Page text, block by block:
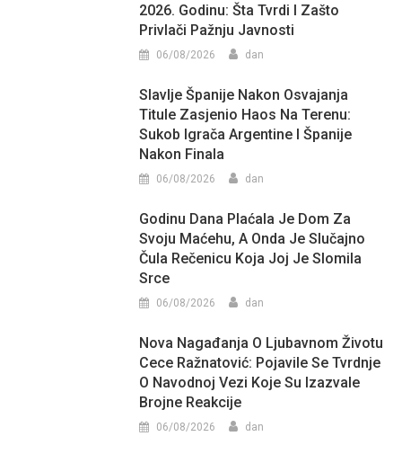
2026. Godinu: Šta Tvrdi I Zašto
Privlači Pažnju Javnosti
06/08/2026 dan
Slavlje Španije Nakon Osvajanja
Titule Zasjenio Haos Na Terenu:
Sukob Igrača Argentine I Španije
Nakon Finala
06/08/2026 dan
Godinu Dana Plaćala Je Dom Za
Svoju Maćehu, A Onda Je Slučajno
Čula Rečenicu Koja Joj Je Slomila
Srce
06/08/2026 dan
Nova Nagađanja O Ljubavnom Životu
Cece Ražnatović: Pojavile Se Tvrdnje
O Navodnoj Vezi Koje Su Izazvale
Brojne Reakcije
06/08/2026 dan